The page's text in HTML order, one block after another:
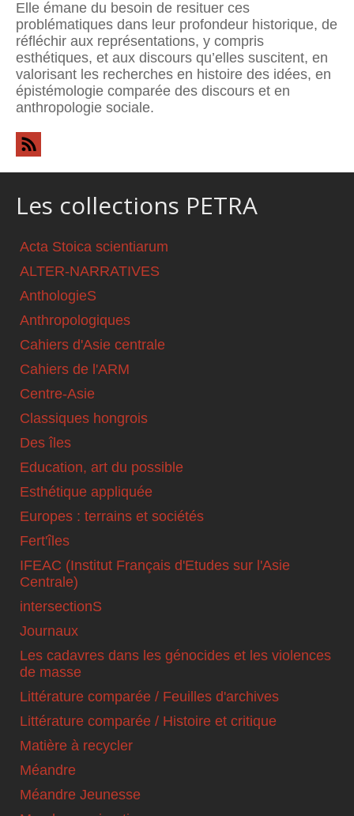
Elle émane du besoin de resituer ces
problématiques dans leur profondeur historique, de
réfléchir aux représentations, y compris
esthétiques, et aux discours qu’elles suscitent, en
valorisant les recherches en histoire des idées, en
épistémologie comparée des discours et en
anthropologie sociale.
Les collections PETRA
Acta Stoica scientiarum
ALTER-NARRATIVES
AnthologieS
Anthropologiques
Cahiers d'Asie centrale
Cahiers de l'ARM
Centre-Asie
Classiques hongrois
Des îles
Education, art du possible
Esthétique appliquée
Europes : terrains et sociétés
Fert'îles
IFEAC (Institut Français d'Etudes sur l'Asie
Centrale)
intersectionS
Journaux
Les cadavres dans les génocides et les violences
de masse
Littérature comparée / Feuilles d'archives
Littérature comparée / Histoire et critique
Matière à recycler
Méandre
Méandre Jeunesse